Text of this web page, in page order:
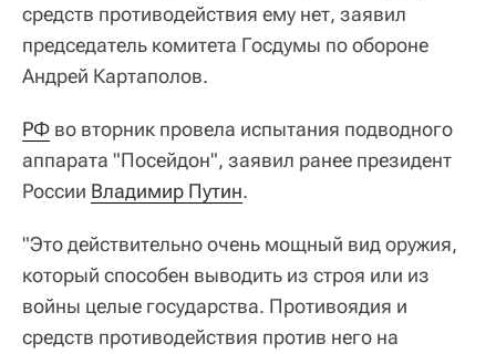
средств противодействия ему нет, заявил
председатель комитета Госдумы по обороне
Андрей Картаполов.
РФ во вторник провела испытания подводного
аппарата "Посейдон", заявил ранее президент
России Владимир Путин.
"Это действительно очень мощный вид оружия,
который способен выводить из строя или из
войны целые государства. Противоядия и
средств противодействия против него на